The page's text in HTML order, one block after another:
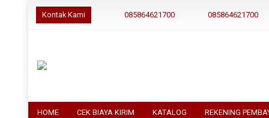
Kontak Kami 085864621700 085864621700
HOME CEK BIAYA KIRIM KATALOG REKENING